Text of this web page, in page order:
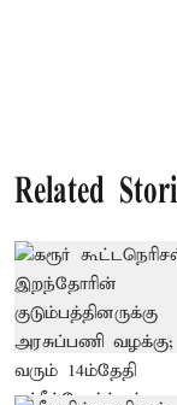
Related